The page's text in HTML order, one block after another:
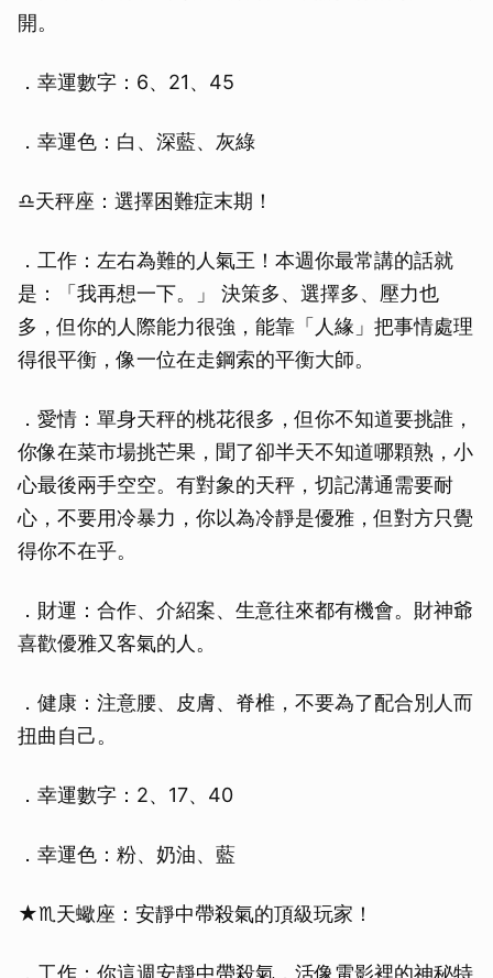
開。
．幸運數字：6、21、45
．幸運色：白、深藍、灰綠
♎天秤座：選擇困難症末期！
．工作：左右為難的人氣王！本週你最常講的話就
是：「我再想一下。」 決策多、選擇多、壓力也
多，但你的人際能力很強，能靠「人緣」把事情處理
得很平衡，像一位在走鋼索的平衡大師。
．愛情：單身天秤的桃花很多，但你不知道要挑誰，
你像在菜市場挑芒果，聞了卻半天不知道哪顆熟，小
心最後兩手空空。有對象的天秤，切記溝通需要耐
心，不要用冷暴力，你以為冷靜是優雅，但對方只覺
得你不在乎。
．財運：合作、介紹案、生意往來都有機會。財神爺
喜歡優雅又客氣的人。
．健康：注意腰、皮膚、脊椎，不要為了配合別人而
扭曲自己。
．幸運數字：2、17、40
．幸運色：粉、奶油、藍
★♏天蠍座：安靜中帶殺氣的頂級玩家！